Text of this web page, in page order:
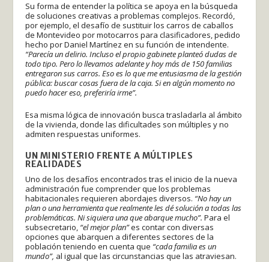
Su forma de entender la política se apoya en la búsqueda
de soluciones creativas a problemas complejos. Recordó,
por ejemplo, el desafío de sustituir los carros de caballos
de Montevideo por motocarros para clasificadores, pedido
hecho por Daniel Martínez en su función de intendente.
“Parecía un delirio. Incluso el propio gabinete planteó dudas de
todo tipo. Pero lo llevamos adelante y hoy más de 150 familias
entregaron sus carros. Eso es lo que me entusiasma de la gestión
pública: buscar cosas fuera de la caja. Si en algún momento no
puedo hacer eso, preferiría irme”.
Esa misma lógica de innovación busca trasladarla al ámbito
de la vivienda, donde las dificultades son múltiples y no
admiten respuestas uniformes.
UN MINISTERIO FRENTE A MÚLTIPLES
REALIDADES
Uno de los desafíos encontrados tras el inicio de la nueva
administración fue comprender que los problemas
habitacionales requieren abordajes diversos. “No hay un
plan o una herramienta que realmente les dé solución a todas las
problemáticas. Ni siquiera una que abarque mucho”.Para el
subsecretario, “el mejor plan”es contar con diversas
opciones que abarquen a diferentes sectores de la
población teniendo en cuenta que “cada familia es un
mundo”, al igual que las circunstancias que las atraviesan.